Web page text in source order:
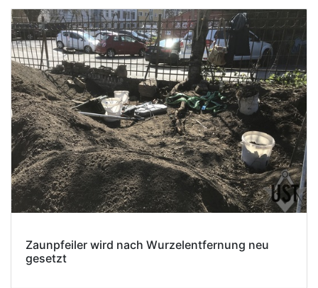
Zaunpfeiler wird nach Wurzelentfernung neu
gesetzt